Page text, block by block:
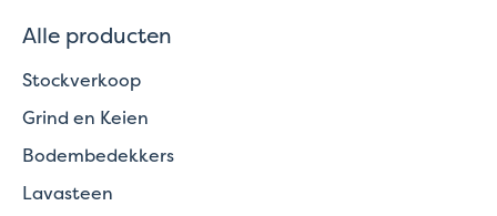
Alle producten
Stockverkoop
Grind en Keien
Bodembedekkers
Lavasteen